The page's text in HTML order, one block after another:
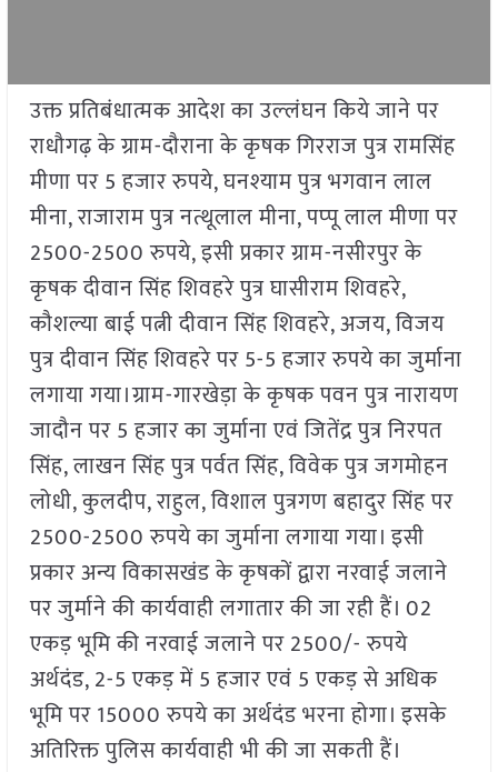
उक्त प्रतिबंधात्मक आदेश का उल्‍लंघन किये जाने पर
राधौगढ़ के ग्राम-दौराना के कृषक गिरराज पुत्र रामसिंह
मीणा पर 5 हजार रुपये, घनश्‍याम पुत्र भगवान लाल
मीना, राजाराम पुत्र नत्थूलाल मीना, पप्‍पू लाल मीणा पर
2500-2500 रुपये, इसी प्रकार ग्राम-नसीरपुर के
कृषक दीवान सिंह शिवहरे पुत्र घासीराम शिवहरे,
कौशल्या बाई पत्नी दीवान सिंह शिवहरे, अजय, विजय
पुत्र दीवान सिंह शिवहरे पर 5-5 हजार रुपये का जुर्माना
लगाया गया।ग्राम-गारखेड़ा के कृषक पवन पुत्र नारायण
जादौन पर 5 हजार का जुर्माना एवं जितेंद्र पुत्र निरपत
सिंह, लाखन सिंह पुत्र पर्वत सिंह, विवेक पुत्र जगमोहन
लोधी, कुलदीप, राहुल, विशाल पुत्रगण बहादुर सिंह पर
2500-2500 रुपये का जुर्माना लगाया गया। इसी
प्रकार अन्य विकासखंड के कृषकों द्वारा नरवाई जलाने
पर जुर्माने की कार्यवाही लगातार की जा रही हैं। 02
एकड़ भूमि की नरवाई जलाने पर 2500/- रुपये
अर्थदंड, 2-5 एकड़ में 5 हजार एवं 5 एकड़ से अधिक
भूमि पर 15000 रुपये का अर्थदंड भरना होगा। इसके
अतिरिक्त पुलिस कार्यवाही भी की जा सकती हैं।